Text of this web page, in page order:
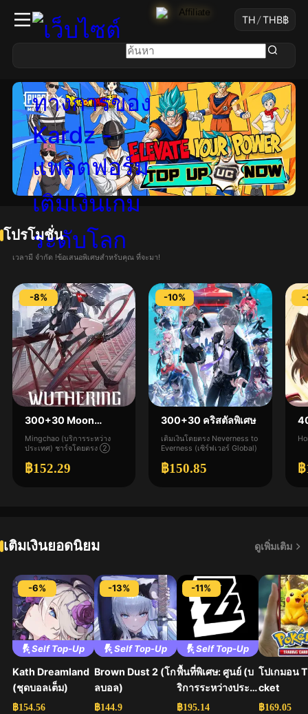
TH/THB฿
โปรโมชั่น
เวลามี จำกัด !ข้อเสนอพิเศษสำหรับคุณ ที่จะมา!
-8%
300+30 Moon
Phase
Mingchao (บริการระหว่าง
ประเทศ) ชาร์จโดยตรง ②
฿152.29
-10%
300+30 คริสตัลพิเศษ
เติมเงินโดยตรง Neverness to
Everness (เซิร์ฟเวอร์ Global)
฿150.85
-
เติมเงินยอดนิยม ดูเพิ่มเติม
Self Top-Up
-6%
Kath Dreamland
(ชุดบอลเต็ม)
฿154.56
Self Top-Up
-13%
Brown Dust 2 (โก
ลบอล)
฿144.9
Self Top-Up
-11%
พื้นที่พิเศษ: ศูนย์ (บ
ริการระหว่างประเ
ทศ) การชาร์จโดย
฿195.14
โปเกมอน
cket
฿169.05